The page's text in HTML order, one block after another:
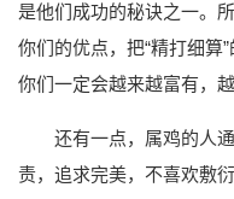
是他们成功的秘诀之一。
你们的优点，把“精打细算
你们一定会越来越富有，越
还有一点，属鸡的人
责，追求完美，不喜欢敷